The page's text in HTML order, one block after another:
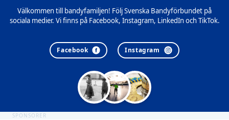
Välkommen till bandyfamiljen! Följ Svenska Bandyförbundet på
sociala medier. Vi finns på Facebook, Instagram, LinkedIn och TikTok.
Facebook Instagram
SPONSORER